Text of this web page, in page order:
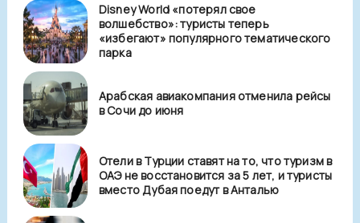
Disney World «потерял свое
волшебство»: туристы теперь
«избегают» популярного тематического
парка
Арабская авиакомпания отменила рейсы
в Сочи до июня
Отели в Турции ставят на то, что туризм в
ОАЭ не восстановится за 5 лет, и туристы
вместо Дубая поедут в Анталью